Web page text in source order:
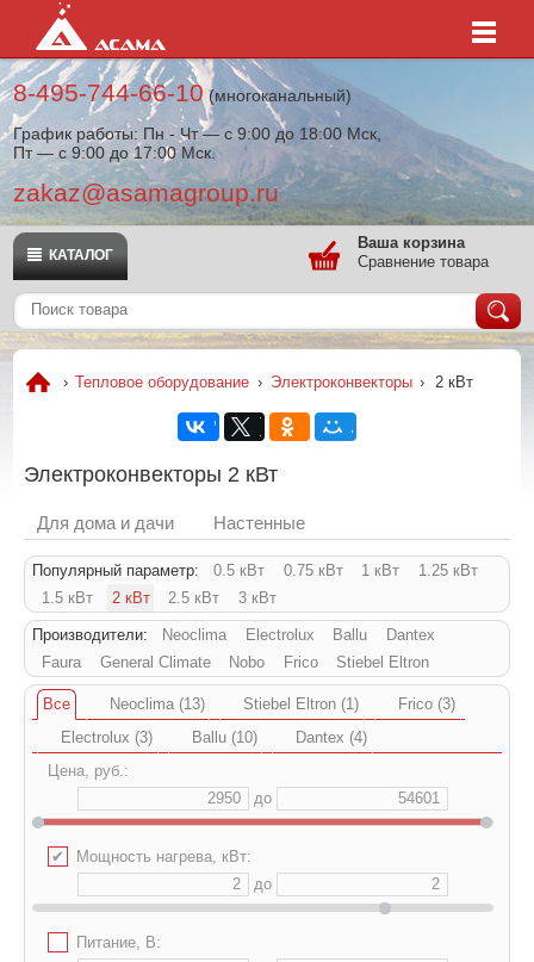
8-495-744-66-10(многоканальный)
График работы: Пн - Чт — с 9:00 до 18:00 Мск,
Пт — с 9:00 до 17:00 Мск.
zakaz@asamagroup.ru
КАТАЛОГ
Ваша корзина
Сравнение товара
› Тепловое оборудование › Электроконвекторы › 2 кВт
Электроконвекторы 2 кВт
Для дома и дачи Настенные
Популярный параметр: 0.5 кВт 0.75 кВт 1 кВт
1.25 кВт
1.5 кВт
2 кВт 2.5 кВт 3 кВт
Производители: Neoclima Electrolux Ballu
Dantex
Faura
General Climate Nobo Frico Stiebel Eltron
Все Neoclima (13) Stiebel Eltron (1)
Frico (3)
Electrolux (3)
Ballu (10)
Dantex (4)
Цена, руб.:
до
✔
Мощность нагрева, кВт:
до
Питание, В: